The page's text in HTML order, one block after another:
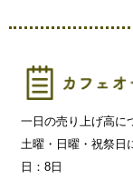
一日の売り上げ高に
土曜・日曜・祝祭日
日：8日